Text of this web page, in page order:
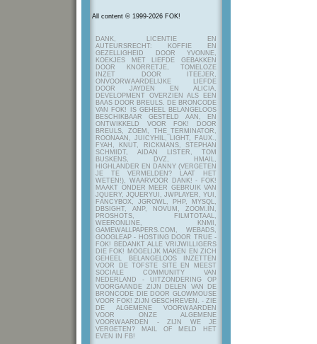
All content © 1999-2026 FOK!
DANK, LICENTIE EN
AUTEURSRECHT: KOFFIE EN
GEZELLIGHEID DOOR YVONNE,
KOEKJES MET LIEFDE GEBAKKEN
DOOR KNORRETJE, TOMELOZE
INZET DOOR ITEEJER,
ONVOORWAARDELIJKE LIEFDE
DOOR JAYDEN EN ALICIA,
DEVELOPMENT OVERZIEN ALS EEN
BAAS DOOR BREULS. DE BRONCODE
VAN FOK! IS GEHEEL BELANGELOOS
BESCHIKBAAR GESTELD AAN, EN
ONTWIKKELD VOOR FOK! DOOR
BREULS, ZOEM, THE_TERMINATOR,
ROONAAN, JUICYHIL, LIGHT, FAUX.,
FYAH, KNUT, RICKMANS, STEPHAN
SCHMIDT, AIDAN LISTER, TOM
BUSKENS, DVZ, HMAIL,
HIGHLANDER EN DANNY (VERGETEN
JE TE VERMELDEN? LAAT HET
WETEN!), WAARVOOR DANK! - FOK!
MAAKT ONDER MEER GEBRUIK VAN
JQUERY, JQUERYUI, JWPLAYER, YUI,
FANCYBOX, JGROWL, PHP, MYSQL,
DBSIGHT, ANP, NOVUM, ZOOM.IN,
PROSHOTS, FILMTOTAAL,
WEERONLINE, KNMI,
GAMEWALLPAPERS.COM, WEBADS,
GOOGLEAP - HOSTING DOOR TRUE -
FOK! BEDANKT ALLE VRIJWILLIGERS
DIE FOK! MOGELIJK MAKEN EN ZICH
GEHEEL BELANGELOOS INZETTEN
VOOR DE TOFSTE SITE EN MEEST
SOCIALE COMMUNITY VAN
NEDERLAND - UITZONDERING OP
VOORGAANDE ZIJN DELEN VAN DE
BRONCODE DIE DOOR GLOWMOUSE
VOOR FOK! ZIJN GESCHREVEN. - ZIE
DE ALGEMENE VOORWAARDEN
VOOR ONZE ALGEMENE
VOORWAARDEN - ZIJN WE JE
VERGETEN? MAIL OF MELD HET
EVEN IN FB!